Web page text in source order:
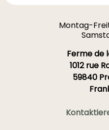
Montag-
Ferme de
1012 rue
59840